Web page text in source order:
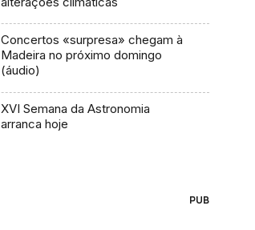
Concertos «surpresa» chegam à
Madeira no próximo domingo
(áudio)
XVI Semana da Astronomia
arranca hoje
PUB